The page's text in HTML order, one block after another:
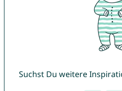
Suchst Du weitere